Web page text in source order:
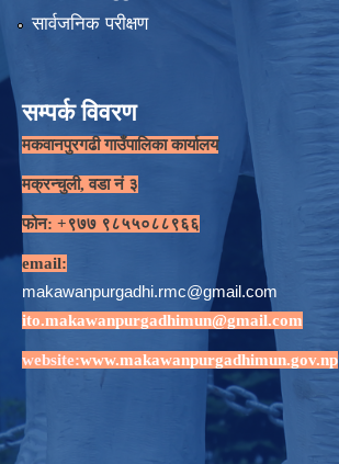
सार्वजनिक परीक्षण
सम्पर्क विवरण
मकवानपुरगढी गाउँपालिका कार्यालय
मक्रन्चुली, वडा नं ३
फोन: +९७७ ९८५५०८८९६६
email:
makawanpurgadhi.rmc@gmail.com
ito.makawanpurgadhimun@gmail.com
website:www.makawanpurgadhimun.gov.np